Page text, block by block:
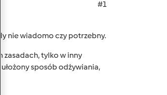
#1
nie wiadomo czy potrzebny.
zasadach, tylko w inny
sposób odżywiania,